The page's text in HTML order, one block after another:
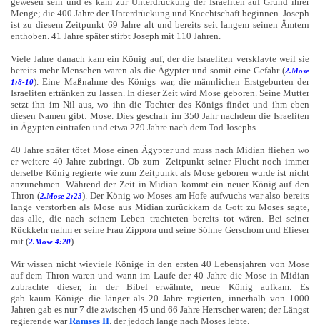
Menge; die 400 Jahre der Unterdrückung und Knechtschaft beginnen. Joseph
ist zu diesem Zeitpunkt 69 Jahre alt und bereits seit langem seinen Ämtern
enthoben. 41 Jahre später stirbt Joseph mit 110 Jahren.
Viele Jahre danach kam ein König auf, der die Israeliten versklavte weil sie
bereits mehr Menschen waren als die Ägypter und somit eine Gefahr (2.Mose
1:8-10). Eine Maßnahme des Königs war, die männlichen Erstgeburten der
Israeliten ertränken zu lassen. In dieser Zeit wird Mose geboren. Seine Mutter
setzt ihn im Nil aus, wo ihn die Tochter des Königs findet und ihm eben
diesen Namen gibt: Mose. Dies geschah im 350 Jahr nachdem die Israeliten
in Ägypten eintrafen und etwa 279 Jahre nach dem Tod Josephs.
40 Jahre später tötet Mose einen Ägypter und muss nach Midian fliehen wo
er weitere 40 Jahre zubringt. Ob zum Zeitpunkt seiner Flucht noch immer
derselbe König regierte wie zum Zeitpunkt als Mose geboren wurde ist nicht
anzunehmen. Während der Zeit in Midian kommt ein neuer König auf den
Thron (2.Mose 2:23). Der König wo Moses am Hofe aufwuchs war also bereits
lange verstorben als Mose aus Midian zurückkam da Gott zu Moses sagte,
das alle, die nach seinem Leben trachteten bereits tot wären. Bei seiner
Rückkehr nahm er seine Frau Zippora und seine Söhne Gerschom und Elieser
mit (2.Mose 4:20).
Wir wissen nicht wieviele Könige in den ersten 40 Lebensjahren von Mose
auf dem Thron waren und wann im Laufe der 40 Jahre die Mose in Midian
zubrachte dieser, in der Bibel erwähnte, neue König aufkam. Es
gab kaum Könige die länger als 20 Jahre regierten, innerhalb von 1000
Jahren gab es nur 7 die zwischen 45 und 66 Jahre Herrscher waren; der Längst
regierende warRamses II . der jedoch lange nach Moses lebte.